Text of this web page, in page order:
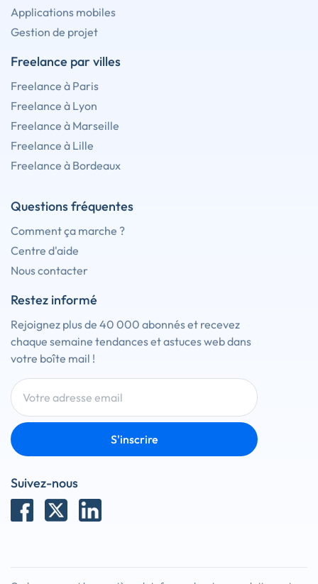
Applications mobiles
Gestion de projet
Freelance par villes
Freelance à Paris
Freelance à Lyon
Freelance à Marseille
Freelance à Lille
Freelance à Bordeaux
Questions fréquentes
Comment ça marche ?
Centre d'aide
Nous contacter
Restez informé
Rejoignez plus de 40 000 abonnés et recevez
chaque semaine tendances et astuces web dans
votre boîte mail !
S'inscrire
Suivez-nous